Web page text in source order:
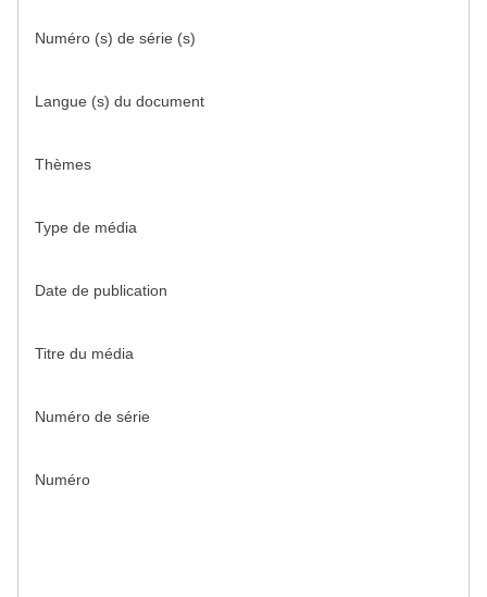
Numéro (s) de série (s)
Langue (s) du document
Thèmes
Type de média
Date de publication
Titre du média
Numéro de série
Numéro